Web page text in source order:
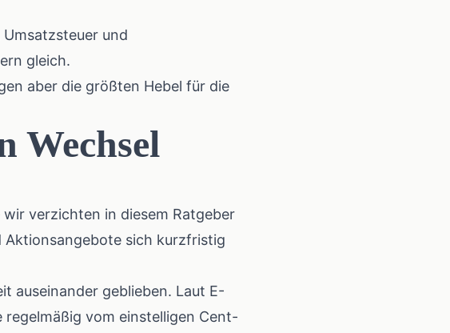
Umsatzsteuer und
gleich.
aber die größten Hebel für die
Wechsel
wir verzichten in diesem Ratgeber
Aktionsangebote sich kurzfristig
auseinander geblieben. Laut E-
vom einstelligen Cent-